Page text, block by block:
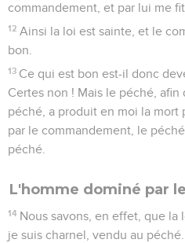
commandement, et par lui me fit
12 Ainsi la loi est sainte, et le
bon.
13 Ce qui est bon est-il donc
Certes non ! Mais le péché,
péché, a produit en moi la mort
par le commandement, le
péché.
L'homme dominé par
14 Nous savons, en effet, que la
je suis charnel, vendu au péché.